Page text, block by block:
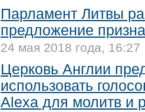
Парламент Литвы
предложение
24 мая 2018 года, 16:27
Церковь Англии
использовать
Alexa для молитв и